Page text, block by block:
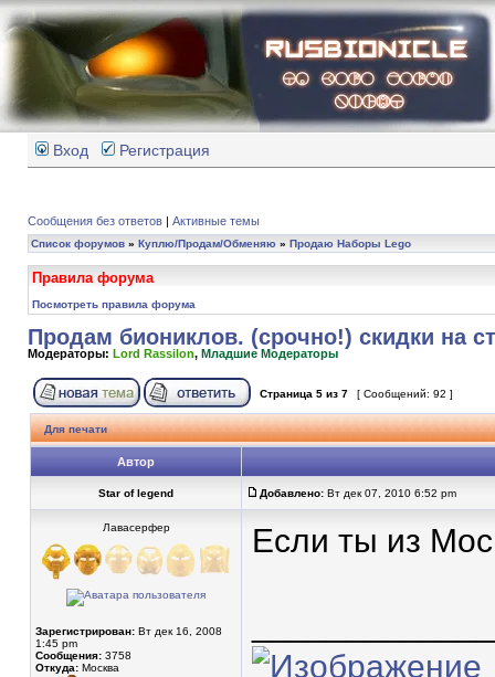
Вход Регистрация
Сообщения без ответов | Активные темы
Список форумов » Куплю/Продам/Обменяю » Продаю Наборы Lego
Правила форума
Посмотреть правила форума
Продам биониклов. (срочно!) скидки на
Модераторы: Lord Rassilon, Младшие Модераторы
Страница 5 из 7 [ Сообщений: 92 ]
Для печати
Автор
Star of legend Добавлено: Вт дек 07, 2010 6:52 pm
Лавасерфер
Зарегистрирован: Вт дек 16, 2008
1:45 pm
Сообщения: 3758
Откуда: Москва
Если ты из